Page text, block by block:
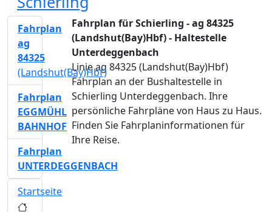
Fahrplan für Schierling - ag 84325
(Landshut(Bay)Hbf) - Haltestelle
Unterdeggenbach
Linie ag 84325 (Landshut(Bay)Hbf)
Fahrplan an der Bushaltestelle in
Schierling Unterdeggenbach. Ihre
persönliche Fahrpläne von Haus zu Haus.
Finden Sie Fahrplaninformationen für
Ihre Reise.
Fahrplan
ag
84325
(Landshut(Bay)Hbf)
Fahrplan
EGGMÜHL
BAHNHOF
Fahrplan
UNTERDEGGENBACH
Startseite